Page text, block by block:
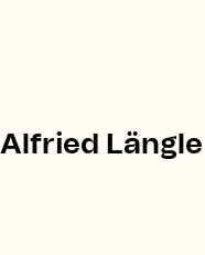
Alfried Längle